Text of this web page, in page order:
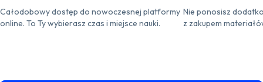
Całodobowy dostęp do nowoczesnej platformy
online. To Ty wybierasz czas i miejsce nauki.
Nie ponosisz
z zakupem